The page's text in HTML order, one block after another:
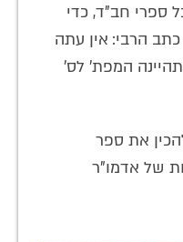
ספרי חב”ד, כדי
הרבי: אין עתה
המפת’ לס’
את ספר
של אדמו”ר